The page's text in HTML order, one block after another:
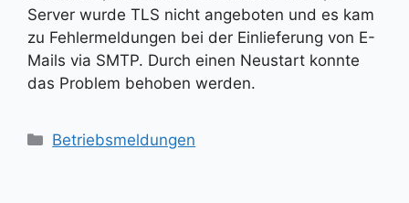
Server wurde TLS nicht angeboten und es kam
zu Fehlermeldungen bei der Einlieferung von E-
Mails via SMTP. Durch einen Neustart konnte
das Problem behoben werden.
Kategorien
Betriebsmeldungen